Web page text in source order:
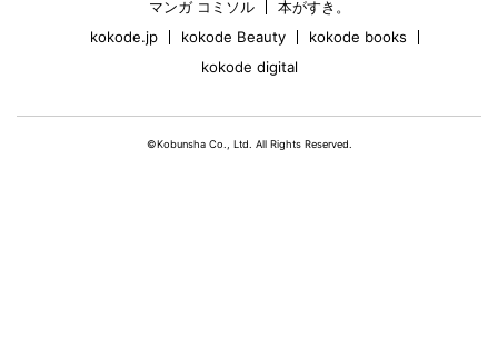
マンガ コミソル
本がすき。
kokode.jp
kokode Beauty
kokode books
kokode digital
©Kobunsha Co., Ltd. All Rights Reserved.